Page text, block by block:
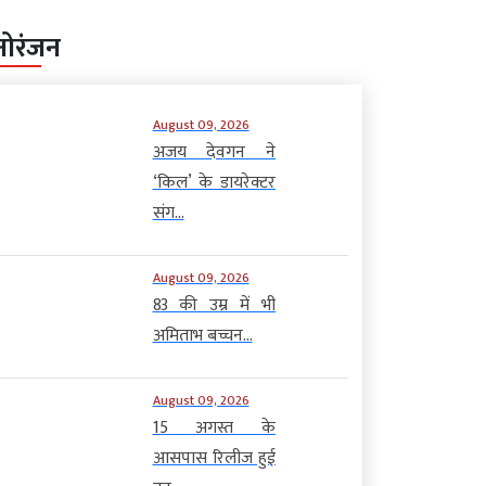
August 09, 2026
अजय देवगन ने
‘किल’ के डायरेक्टर
संग...
August 09, 2026
83 की उम्र में भी
अमिताभ बच्चन...
August 09, 2026
15 अगस्त के
आसपास रिलीज हुई